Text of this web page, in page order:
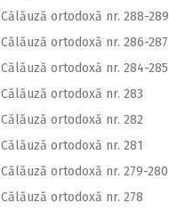
Călăuză ortodoxă nr. 288-289
Călăuză ortodoxă nr. 286-287
Călăuză ortodoxă nr. 284-285
Călăuză ortodoxă nr. 283
Călăuză ortodoxă nr. 282
Călăuză ortodoxă nr. 281
Călăuză ortodoxă nr. 279-280
Călăuză ortodoxă nr. 278